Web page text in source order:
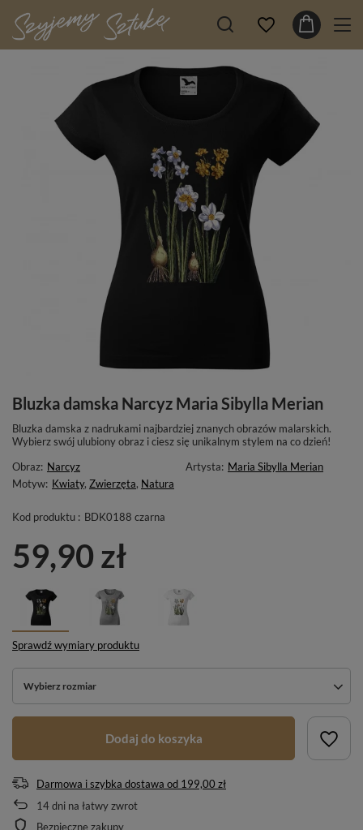
Bluzka damska Narcyz Maria Sibylla Merian
Bluzka damska z nadrukami najbardziej znanych obrazów malarskich.
Wybierz swój ulubiony obraz i ciesz się unikalnym stylem na co dzień!
Obraz: Narcyz Artysta: Maria Sibylla Merian
Motyw: Kwiaty, Zwierzęta, Natura
Kod produktu : BDK0188 czarna
59,90 zł
Sprawdź wymiary produktu
Wybierz rozmiar
Dodaj do koszyka
Darmowa i szybka dostawa od 199,00 zł
14dni na łatwy zwrot
Bezpieczne zakupy